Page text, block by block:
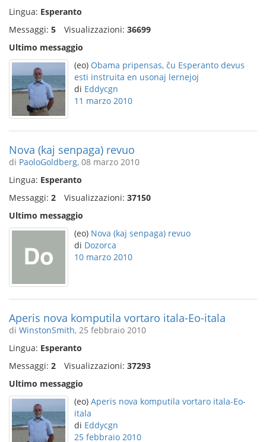
Lingua: Esperanto
Messaggi: 5 Visualizzazioni: 36699
Ultimo messaggio
(eo) Obama pripensas, ĉu Esperanto devus
esti instruita en usonaj lernejoj
di Eddycgn
11 marzo 2010
Nova (kaj senpaga) revuo
di PaoloGoldberg, 08 marzo 2010
Lingua: Esperanto
Messaggi: 2 Visualizzazioni: 37150
Ultimo messaggio
(eo) Nova (kaj senpaga) revuo
di Dozorca
10 marzo 2010
Aperis nova komputila vortaro itala-Eo-itala
di WinstonSmith, 25 febbraio 2010
Lingua: Esperanto
Messaggi: 2 Visualizzazioni: 37293
Ultimo messaggio
(eo) Aperis nova komputila vortaro itala-Eo-
itala
di Eddycgn
25 febbraio 2010